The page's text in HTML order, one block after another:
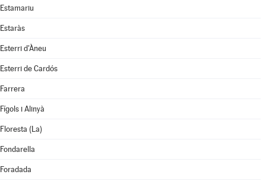
Estamariu
Estaràs
Esterri d'Àneu
Esterri de Cardós
Farrera
Fígols i Alinyà
Floresta (La)
Fondarella
Foradada